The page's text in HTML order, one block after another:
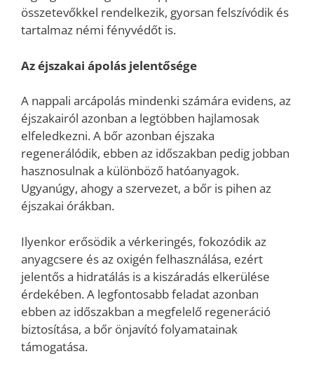
összetevőkkel rendelkezik, gyorsan felszívódik és
tartalmaz némi fényvédőt is.
Az éjszakai ápolás jelentősége
A nappali arcápolás mindenki számára evidens, az
éjszakairól azonban a legtöbben hajlamosak
elfeledkezni. A bőr azonban éjszaka
regenerálódik, ebben az időszakban pedig jobban
hasznosulnak a különböző hatóanyagok.
Ugyanúgy, ahogy a szervezet, a bőr is pihen az
éjszakai órákban.
Ilyenkor erősödik a vérkeringés, fokozódik az
anyagcsere és az oxigén felhasználása, ezért
jelentős a hidratálás is a kiszáradás elkerülése
érdekében. A legfontosabb feladat azonban
ebben az időszakban a megfelelő regeneráció
biztosítása, a bőr önjavító folyamatainak
támogatása.